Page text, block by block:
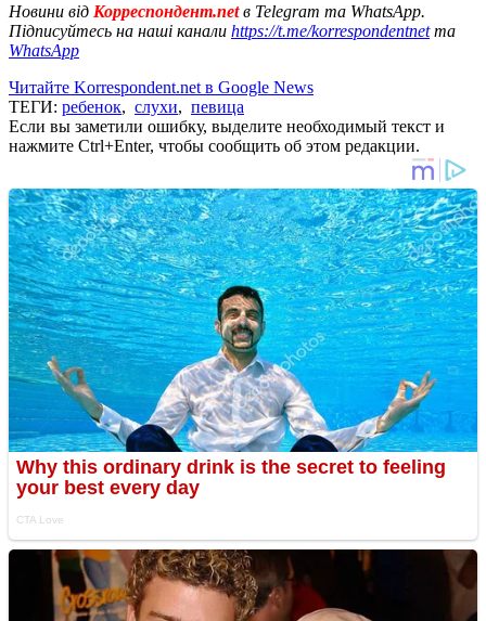
Новини від Корреспондент.netв Telegram та WhatsApp.
Підписуйтесь на наші канали https://t.me/korrespondentnetта
WhatsApp
Читайте Korrespondent.net в Google News
ТЕГИ: ребенок, слухи, певица
Если вы заметили ошибку, выделите необходимый текст и
нажмите Ctrl+Enter, чтобы сообщить об этом редакции.